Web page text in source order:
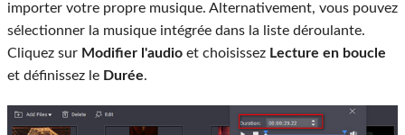
importer votre propre musique. Alternativement, vous pouvez
sélectionner la musique intégrée dans la liste déroulante.
Cliquez sur Modifier l'audio et choisissez Lecture en boucle
et définissez le Durée.